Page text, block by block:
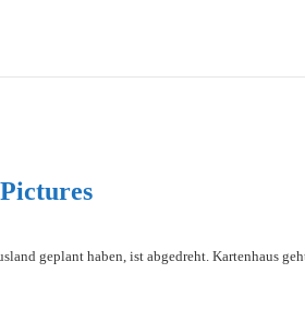
geplant haben, ist abgedreht. Kartenhaus